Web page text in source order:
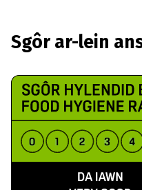
Sgôr ar-lein